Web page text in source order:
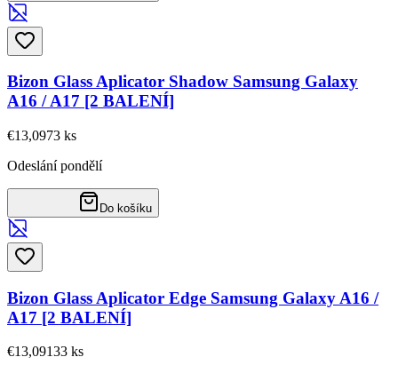
Bizon Glass Aplicator Shadow Samsung Galaxy
A16 / A17 [2 BALENÍ]
€13,0973 ks
Odeslání pondělí
Do košíku
Bizon Glass Aplicator Edge Samsung Galaxy A16 /
A17 [2 BALENÍ]
€13,09133 ks